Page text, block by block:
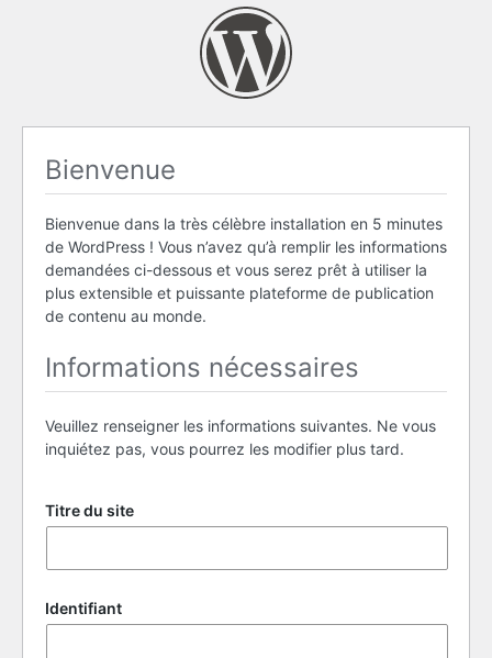
Bienvenue
Bienvenue dans la très célèbre installation en 5 minutes
de WordPress ! Vous n’avez qu’à remplir les informations
demandées ci-dessous et vous serez prêt à utiliser la
plus extensible et puissante plateforme de publication
de contenu au monde.
Informations nécessaires
Veuillez renseigner les informations suivantes. Ne vous
inquiétez pas, vous pourrez les modifier plus tard.
Titre du site
Identifiant